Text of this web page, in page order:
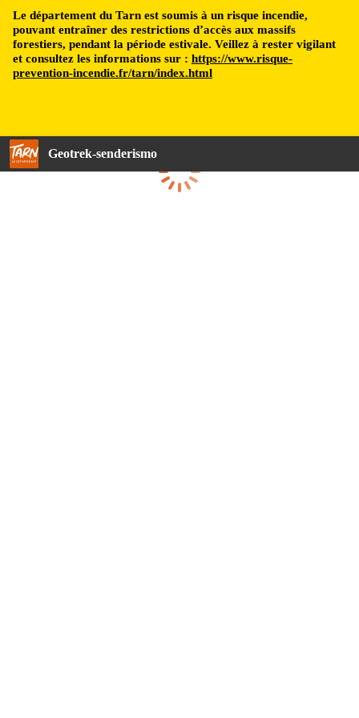
Le département du Tarn est soumis à un risque incendie,
pouvant entraîner des restrictions d’accès aux massifs
forestiers, pendant la période estivale. Veillez à rester vigilant
et consultez les informations sur : https://www.risque-
prevention-incendie.fr/tarn/index.html
Geotrek-senderismo
Cargando